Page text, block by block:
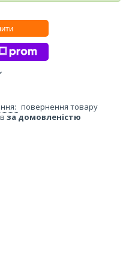
повернення товару
за домовленістю